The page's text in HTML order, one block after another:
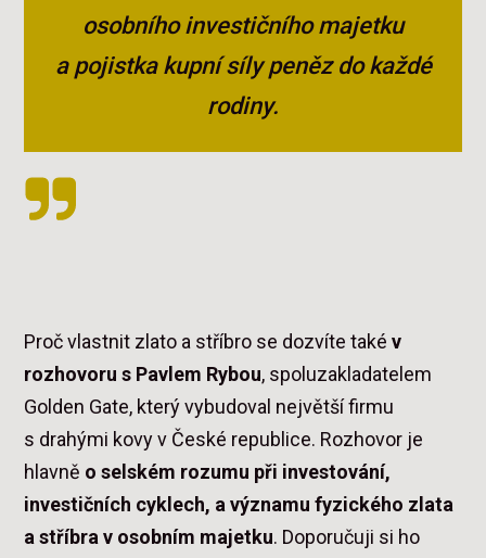
osobního investičního majetku
a pojistka kupní síly peněz do každé
rodiny.
Proč vlastnit zlato a stříbro se dozvíte takév
rozhovoru s Pavlem Rybou, spoluzakladatelem
Golden Gate, který vybudoval největší firmu
s drahými kovy v České republice. Rozhovor je
hlavně o selském rozumu při investování,
investičních cyklech, a významu fyzického zlata
a stříbra v osobním majetku. Doporučuji si ho